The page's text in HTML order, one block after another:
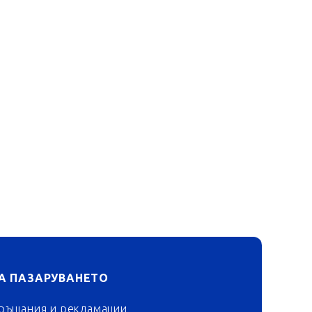
ПАЗАРУВАНЕТО
и рекламации